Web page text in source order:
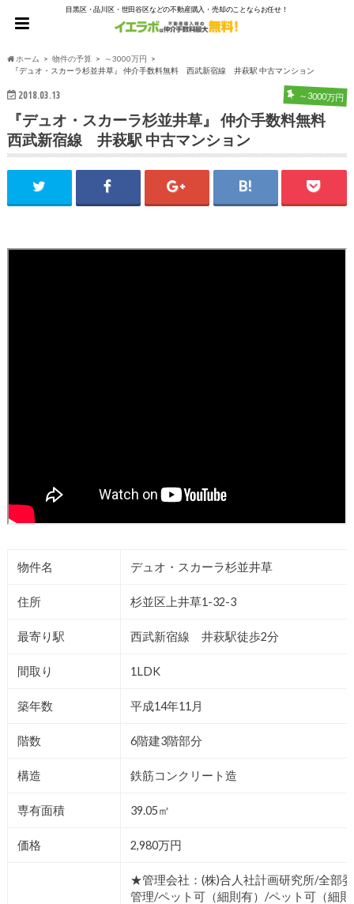
目黒区・品川区・世田谷区などの不動産購入・売却のことならお任せ！
ホーム 物件の予算
～3000万円
『デュオ・スカーラ杉並井草』 仲介手数料無料 西武新宿線 井萩駅 中古マンション
2018.03.13 ～3000万円
『デュオ・スカーラ杉並井草』 仲介手数料無料
西武新宿線 井萩駅 中古マンション
物件名 デュオ・スカーラ杉並井草
住所 杉並区上井草1-32-3
最寄り駅 西武新宿線 井萩駅徒歩2分
間取り 1LDK
築年数 平成14年11月
階数 6階建3階部分
構造 鉄筋コンクリート造
専有面積 39.05㎡
価格 2,980万円
★管理会社：(株)合人社計画研究所/全部
管理/ペット可（細則有）/ペット可（細則